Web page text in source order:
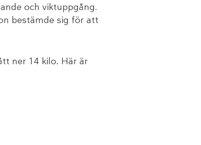
och viktuppgång.
bestämde sig för att
ner 14 kilo. Här är